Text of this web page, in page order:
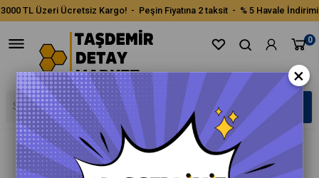
3000 TL Üzeri Ücretsiz Kargo! - Peşin Fiyatına 2 taksit - % 5 Havale İndirimi
0
›
×